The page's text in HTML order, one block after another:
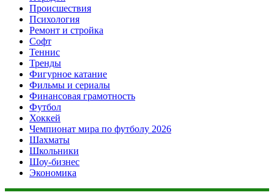
Происшествия
Психология
Ремонт и стройка
Софт
Теннис
Тренды
Фигурное катание
Фильмы и сериалы
Финансовая грамотность
Футбол
Хоккей
Чемпионат мира по футболу 2026
Шахматы
Школьники
Шоу-бизнес
Экономика